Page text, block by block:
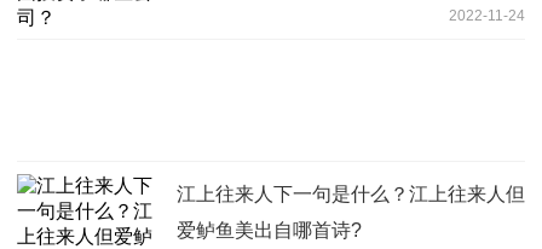
2022-11-24
江上往来人下一句是什么？江上往来人但
爱鲈鱼美出自哪首诗?